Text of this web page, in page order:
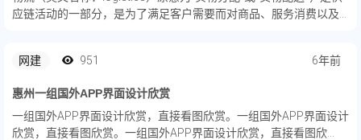
应链活动的一部分，是为了满足客户需要而对商品、服务消费以及
网建
951 6年前
惠州一组国外APP界面设计欣赏
一组国外APP界面设计欣赏，直接看图欣赏。一组国外APP界面设计
欣赏，直接看图欣赏。一组国外APP界面设计欣赏，直接看图欣